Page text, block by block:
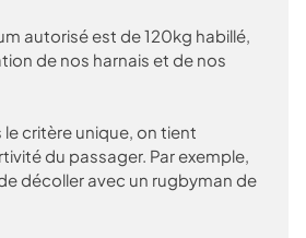
autorisé est de 120kg habillé,
de nos harnais et de nos
critère unique, on tient
du passager. Par exemple,
décoller avec un rugbyman de